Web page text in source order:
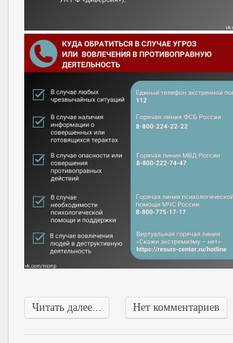
Читать далее... Нет комментариев